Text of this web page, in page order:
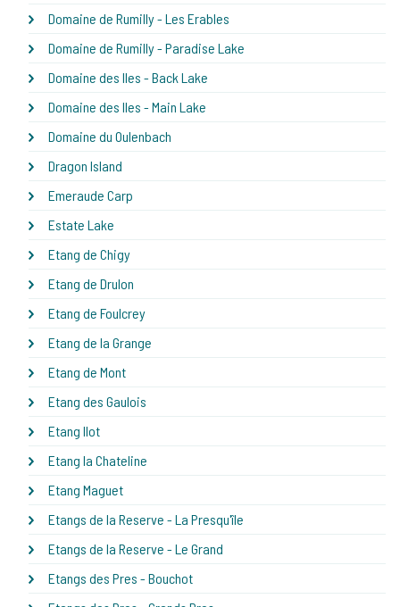
Domaine de Rumilly - Les Erables
Domaine de Rumilly - Paradise Lake
Domaine des Iles - Back Lake
Domaine des Iles - Main Lake
Domaine du Oulenbach
Dragon Island
Emeraude Carp
Estate Lake
Etang de Chigy
Etang de Drulon
Etang de Foulcrey
Etang de la Grange
Etang de Mont
Etang des Gaulois
Etang Ilot
Etang la Chateline
Etang Maguet
Etangs de la Reserve - La Presqu'île
Etangs de la Reserve - Le Grand
Etangs des Pres - Bouchot